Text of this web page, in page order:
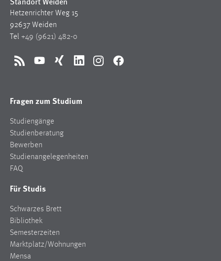
Hetzenrichter Weg 15
92637 Weiden
Tel +49 (9621) 482-0
RSS YouTubeXing LinkedInInstagramFacebook
Fragen zum Studium
Studiengänge
Studienberatung
Bewerben
Studienangelegenheiten
FAQ
Für Studis
Schwarzes Brett
Bibliothek
Semesterzeiten
Marktplatz/Wohnungen
Mensa
Zweck:
Dieser Cookie ist notwendig um sich an der Website
einloggen zu können.
24 Stunden
STATISTIK
Diese Informationen helfen uns zu verstehen, wie
unsere Besucher unsere Website nutzen.
Matomo
_pk_ref, _pk_cvar, _pk_id, _pk_ses
Zweck:
Zugriffsstatistik
Cookie Laufzeit:
Max. 13 Monate